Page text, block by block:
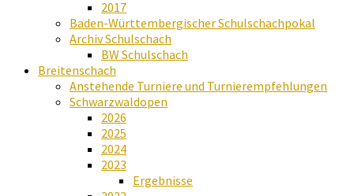
2017
Baden-Württembergischer Schulschachpokal
Archiv Schulschach
BW Schulschach
Breitenschach
Anstehende Turniere und Turnierempfehlungen
Schwarzwaldopen
2026
2025
2024
2023
Ergebnisse